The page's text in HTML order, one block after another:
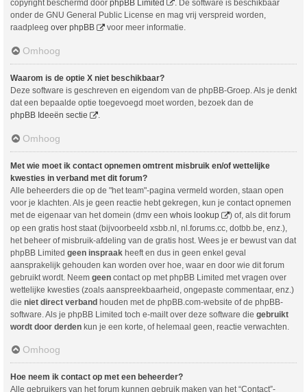
copyright beschermd door phpBB Limited
. De software is beschikbaar
onder de GNU General Public License en mag vrij verspreid worden,
raadpleeg over phpBB voor meer informatie.
Omhoog
Waarom is de optie X niet beschikbaar?
Deze software is geschreven en eigendom van de phpBB-Groep. Als je denkt
dat een bepaalde optie toegevoegd moet worden, bezoek dan de
phpBB Ideeën sectie
.
Omhoog
Met wie moet ik contact opnemen omtrent misbruik en/of wettelijke
kwesties in verband met dit forum?
Alle beheerders die op de "het team"-pagina vermeld worden, staan open
voor je klachten. Als je geen reactie hebt gekregen, kun je contact opnemen
met de eigenaar van het domein (dmv een whois lookup
) of, als dit forum
op een gratis host staat (bijvoorbeeld xsbb.nl, nl.forums.cc, dotbb.be, enz.),
het beheer of misbruik-afdeling van de gratis host. Wees je er bewust van dat
phpBB Limited geen inspraak heeft en dus in geen enkel geval
aansprakelijk gehouden kan worden over hoe, waar en door wie dit forum
gebruikt wordt. Neem geen contact op met phpBB Limited met vragen over
wettelijke kwesties (zoals aanspreekbaarheid, ongepaste commentaar, enz.)
die niet direct verband houden met de phpBB.com-website of de phpBB-
software. Als je phpBB Limited toch e-mailt over deze software die gebruikt
wordt door derden kun je een korte, of helemaal geen, reactie verwachten.
Omhoog
Hoe neem ik contact op met een beheerder?
Alle gebruikers van het forum kunnen gebruik maken van het “Contact”-